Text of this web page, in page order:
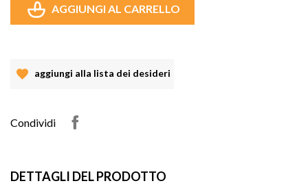
AGGIUNGI AL CARRELLO
aggiungi alla lista dei desideri
Condividi
DETTAGLI DEL PRODOTTO